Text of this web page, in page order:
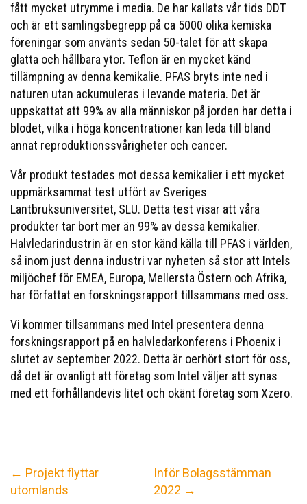
fått mycket utrymme i media. De har kallats vår tids DDT
och är ett samlingsbegrepp på ca 5000 olika kemiska
föreningar som använts sedan 50-talet för att skapa
glatta och hållbara ytor. Teflon är en mycket känd
tillämpning av denna kemikalie. PFAS bryts inte ned i
naturen utan ackumuleras i levande materia. Det är
uppskattat att 99% av alla människor på jorden har detta i
blodet, vilka i höga koncentrationer kan leda till bland
annat reproduktionssvårigheter och cancer.
Vår produkt testades mot dessa kemikalier i ett mycket
uppmärksammat test utfört av Sveriges
Lantbruksuniversitet, SLU. Detta test visar att våra
produkter tar bort mer än 99% av dessa kemikalier.
Halvledarindustrin är en stor känd källa till PFAS i världen,
så inom just denna industri var nyheten så stor att Intels
miljöchef för EMEA, Europa, Mellersta Östern och Afrika,
har författat en forskningsrapport tillsammans med oss.
Vi kommer tillsammans med Intel presentera denna
forskningsrapport på en halvledarkonferens i Phoenix i
slutet av september 2022. Detta är oerhört stort för oss,
då det är ovanligt att företag som Intel väljer att synas
med ett förhållandevis litet och okänt företag som Xzero.
← Projekt flyttar
utomlands
Inför Bolagsstämman
2022 →